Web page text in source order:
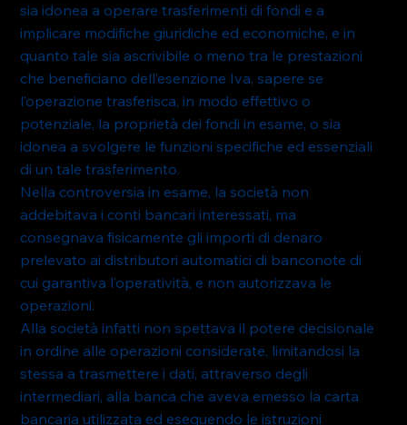
sia idonea a operare trasferimenti di fondi e a
implicare modifiche giuridiche ed economiche, e in
quanto tale sia ascrivibile o meno tra le prestazioni
che beneficiano dell’esenzione Iva, sapere se
l’operazione trasferisca, in modo effettivo o
potenziale, la proprietà dei fondi in esame, o sia
idonea a svolgere le funzioni specifiche ed essenziali
di un tale trasferimento.
Nella controversia in esame, la società non
addebitava i conti bancari interessati, ma
consegnava fisicamente gli importi di denaro
prelevato ai distributori automatici di banconote di
cui garantiva l’operatività, e non autorizzava le
operazioni.
Alla società infatti non spettava il potere decisionale
in ordine alle operazioni considerate, limitandosi la
stessa a trasmettere i dati, attraverso degli
intermediari, alla banca che aveva emesso la carta
bancaria utilizzata ed eseguendo le istruzioni